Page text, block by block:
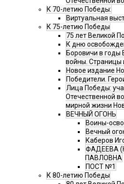
К 70-летию Победы:
Виртуальная
К 75-летию Победы
75 лет Великой
К дню
Боровичи в годы
войны. Страницы
Новое издание
Победители.
Лица Победы:
Отечественной
мирной жизни
ВЕЧНЫЙ ОГОНЬ
Воины-
Вечный
Каберов
ФАДЕЕВА
ПАВЛОВНА
ПОСТ №1
К 80-летию Победы